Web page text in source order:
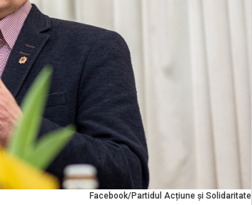
Facebook/Partidul Acțiune și Solidaritate